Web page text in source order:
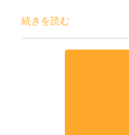
続きを読む